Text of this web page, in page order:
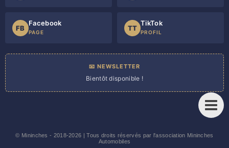
FB
Facebook
PAGE
TT
TikTok
PROFIL
📧 NEWSLETTER
Bientôt disponible !
© Mininches - 2018-2026 | Tous droits réservés par l'association Mininches
Automobiles